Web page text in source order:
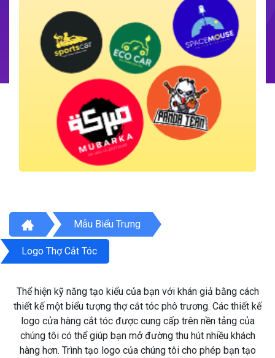
Mẫu Biểu Trưng
Logo Thợ Cắt Tóc
Thể hiện kỹ năng tạo kiểu của bạn với khán giả bằng cách
thiết kế một biểu tượng thợ cắt tóc phô trương. Các thiết kế
logo cửa hàng cắt tóc được cung cấp trên nền tảng của
chúng tôi có thể giúp bạn mở đường thu hút nhiều khách
hàng hơn. Trình tạo logo của chúng tôi cho phép bạn tạo